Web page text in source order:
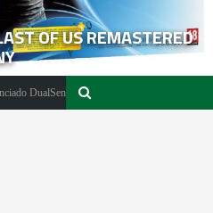
OF US REMASTERED
DualSense The Last of Us Limited Edition